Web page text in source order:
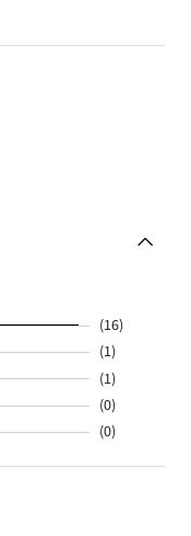
(16)
(1)
(1)
(0)
(0)